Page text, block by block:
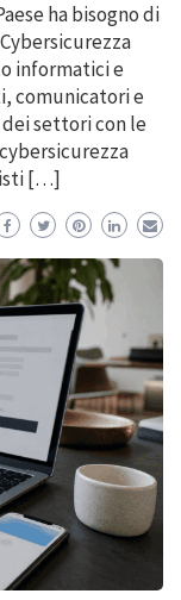
ha bisogno di
informatici e
comunicatori e
settori con le
[…]